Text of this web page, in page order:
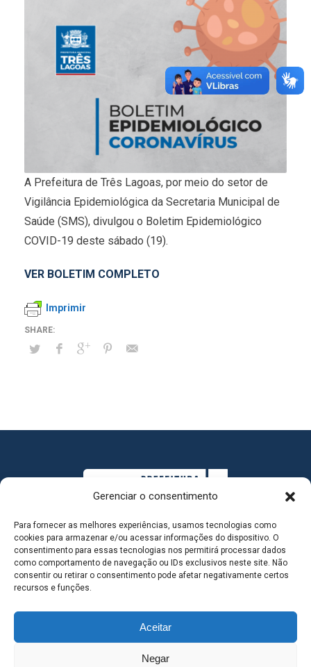
Gerenciar o consentimento
Para fornecer as melhores experiências, usamos tecnologias como
cookies para armazenar e/ou acessar informações do dispositivo. O
consentimento para essas tecnologias nos permitirá processar dados
como comportamento de navegação ou IDs exclusivos neste site. Não
consentir ou retirar o consentimento pode afetar negativamente certos
recursos e funções.
Aceitar
Negar
A Prefeitura de Três Lagoas, por meio do setor de
Vigilância Epidemiológica da Secretaria Municipal de
Saúde (SMS), divulgou o Boletim Epidemiológico
COVID-19 deste sábado (19).
VER BOLETIM COMPLETO
Imprimir
MAPA DO SITE
SEDE DO ADMINISTRATIVO MUNICIPAL - Avenida